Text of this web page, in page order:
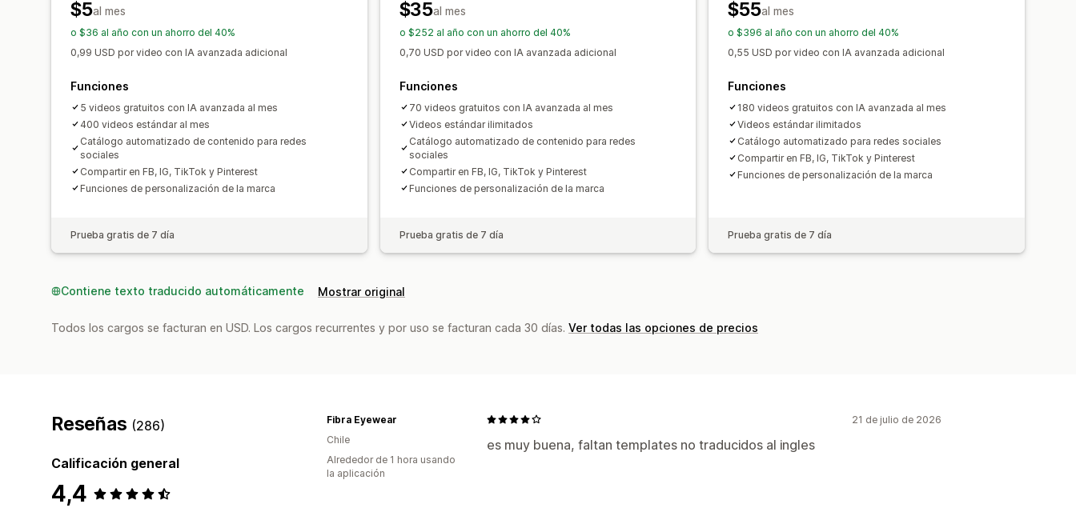
$5al mes
o $36 al año con un ahorro del 40%
0,99 USD por video con IA avanzada adicional
Funciones
5 videos gratuitos con IA avanzada al mes
400 videos estándar al mes
Catálogo automatizado de contenido para redes
sociales
Compartir en FB, IG, TikTok y Pinterest
Funciones de personalización de la marca
Prueba gratis de 7 día
$35al mes
o $252 al año con un ahorro del 40%
0,70 USD por video con IA avanzada adicional
Funciones
70 videos gratuitos con IA avanzada al mes
Videos estándar ilimitados
Catálogo automatizado de contenido para redes
sociales
Compartir en FB, IG, TikTok y Pinterest
Funciones de personalización de la marca
Prueba gratis de 7 día
$55al mes
o $396 al año con un ahorro del 40%
0,55 USD por video con IA avanzada adicional
Funciones
180 videos gratuitos con IA avanzada al mes
Videos estándar ilimitados
Catálogo automatizado para redes sociales
Compartir en FB, IG, TikTok y Pinterest
Funciones de personalización de la marca
Prueba gratis de 7 día
Contiene texto traducido automáticamente Mostrar original
Todos los cargos se facturan en USD. Los cargos recurrentes y por uso se facturan cada 30 días. Ver todas las opciones de precios
Reseñas (286)
Calificación general
4,4
21 de julio de 2026
es muy buena, faltan templates no traducidos al ingles
Fibra Eyewear
Chile
Alrededor de 1 hora usando
la aplicación